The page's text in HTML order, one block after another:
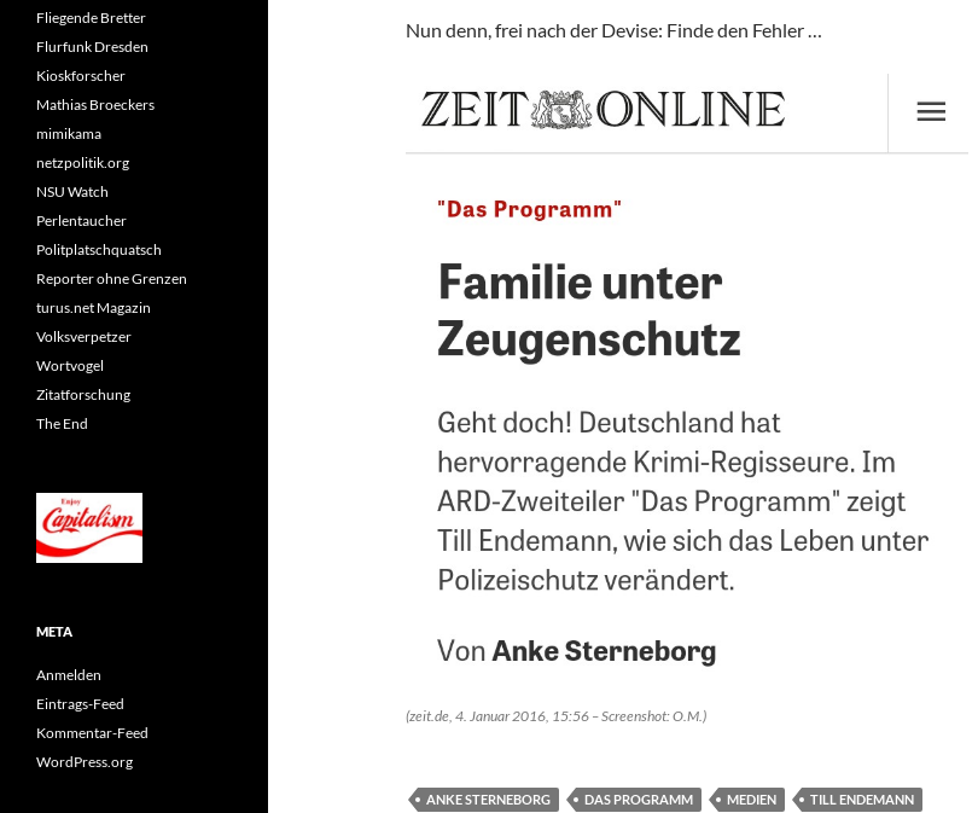
Nun denn, frei nach der Devise: Finde den Fehler …
(zeit.de, 4. Januar 2016, 15:56 – Screenshot: O.M.)
ANKE STERNEBORG DAS PROGRAMM MEDIEN
TILL ENDEMANN
Fliegende Bretter
Flurfunk Dresden
Kioskforscher
Mathias Broeckers
mimikama
netzpolitik.org
NSU Watch
Perlentaucher
Politplatschquatsch
Reporter ohne Grenzen
turus.net Magazin
Volksverpetzer
Wortvogel
Zitatforschung
The End
META
Anmelden
Eintrags-Feed
Kommentar-Feed
WordPress.org